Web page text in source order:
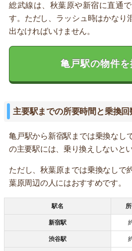
総武線は、秋葉原や新宿に直通
す。ただし、ラッシュ時はかなり
出なければいけません。
亀戸駅の物件を
主要駅までの所要時間と乗換回
亀戸駅から新宿駅までは乗換なし
の主要駅には、乗り換えしないと
ただし、秋葉原までは乗換なしで
葉原周辺の人にはおすすめです。
駅名
新宿駅
渋谷駅